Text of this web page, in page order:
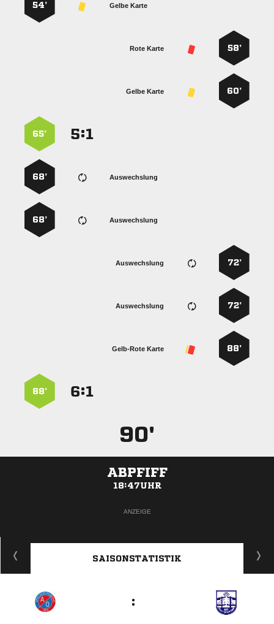
Gelbe Karte
54’
58’
Rote Karte
60’
Gelbe Karte
:
65’
Auswechslung
68’
Auswechslung
68’
72’
Auswechslung
72’
Auswechslung
88’
Gelb-Rote Karte
:
88’
90'
ABPFIFF
18:47UHR
ANZEIGE
SAISONSTATISTIK
: